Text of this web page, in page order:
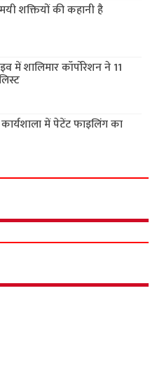
शक्तियों की कहानी है
में शालिमार कॉर्पोरेशन ने 11
में पेटेंट फाइलिंग का